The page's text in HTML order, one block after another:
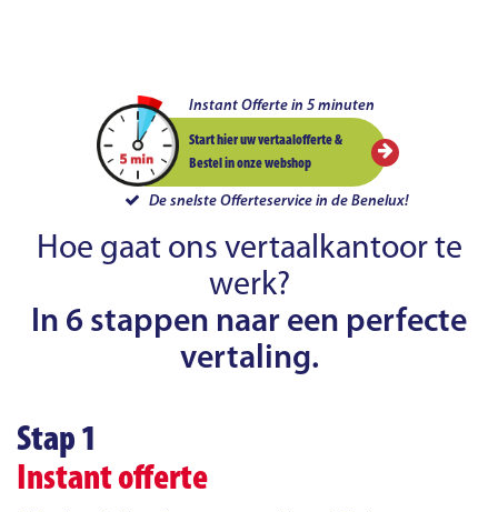
Instant Offerte in 5 minuten
Start hier uw vertaalofferte &
Bestel in onze webshop
De snelste Offerteservice in de Benelux!
Hoe gaat ons vertaalkantoor te
werk?
In 6 stappen naar een perfecte
vertaling.
Stap 1
Instant offerte